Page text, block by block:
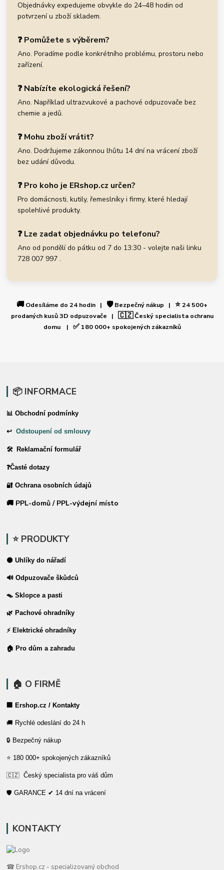
Objednávky expedujeme obvykle do 24–48 hodin od
potvrzení u zboží skladem.
❓ Pomůžete s výběrem?
Ano. Poradíme podle konkrétního problému, prostoru nebo
zařízení.
❓ Nabízíte ekologická řešení?
Ano. Například ultrazvukové a pachové odpuzovače bez
chemie a jedů.
❓ Mohu zboží vrátit?
Ano. Dodržujeme zákonnou lhůtu 14 dní na vrácení zboží
bez udání důvodu.
❓ Pro koho je ERshop.cz určen?
Pro domácnosti, kutily, řemeslníky i firmy, které hledají
spolehlivé produkty.
❓ Lze zadat objednávku po telefonu?
Ano od pondělí do pátku od 7 do 13:30 - volejte naši linku
728 007 997 .
🚚 Odesíláme do 24 hodin | 🛡️Bezpečný nákup | ⭐24 500+
prodaných kusů 3D odpuzovače | 🇨🇿Český specialista ochranu
domu | ✅180 000+ spokojených zákazníků
📦 INFORMACE
📊 Obchodní podmínky
↩Odstoupení od smlouvy
🛠 Reklamační formulář
❓Časté dotazy
🔐 Ochrana osobních údajů
🚚 PPL-domů / PPL-výdejní místo
⭐ PRODUKTY
⚫ Uhlíky do nářadí
🔊 Odpuzovače škůdců
🪤 Sklopce a pasti
🌿 Pachové ohradníky
⚡ Elektrické ohradníky
🏠 Pro dům a zahradu
🏠 O FIRMĚ
🏢 Ershop.cz / Kontakty
🚚 Rychlé odeslání do 24 h
🔒 Bezpečný nákup
⭐ 180 000+ spokojených zákazníků
🇨🇿 Český specialista pro váš dům
🛡️ GARANCE ✔ 14 dní na vrácení
KONTAKTY
☎ Ershop.cz - specializovaný obchod